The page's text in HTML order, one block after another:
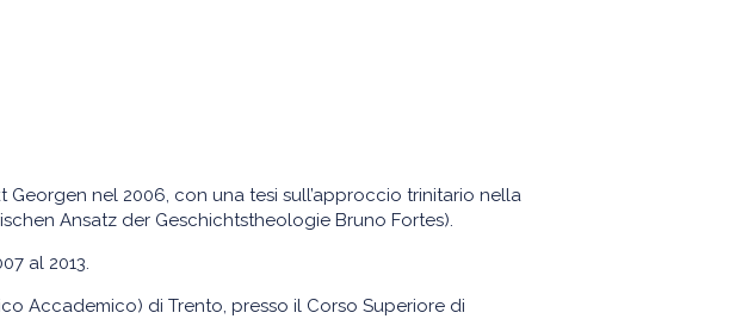
nel 2006, con una tesi sull’approccio trinitario nella
Ansatz der Geschichtstheologie Bruno Fortes).
al 2013.
Accademico) di Trento, presso il Corso Superiore di